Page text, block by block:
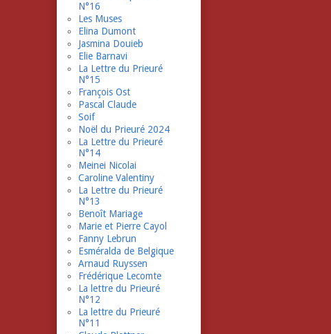
N°16
Les Muses
Elina Dumont
Jasmina Douieb
Elie Barnavi
La Lettre du Prieuré
N°15
François Ost
Pascal Claude
Soif
Noël du Prieuré 2024
La Lettre du Prieuré
N°14
Meinei Nicolai
Caroline Valentiny
La Lettre du Prieuré
N°13
Benoît Mariage
Marie et Pierre Cayol
Fanny Lebrun
Esméralda de Belgique
Arnaud Ruyssen
Frédérique Lecomte
La lettre du Prieuré
N°12
La lettre du Prieuré
N°11